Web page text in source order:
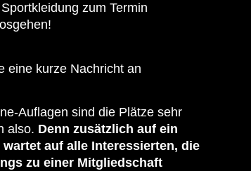
zum Termin
eine kurze Nachricht an
Auflagen sind die Plätze sehr
also. Denn zusätzlich auf ein
auf alle Interessierten, die
zu einer Mitgliedschaft